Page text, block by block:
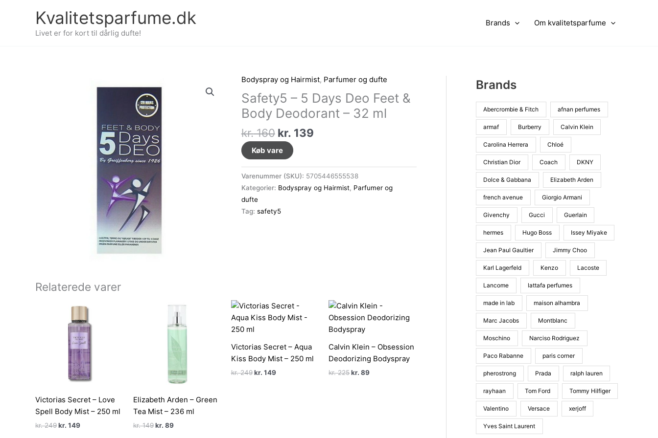
Kvalitetsparfume.dk
Livet er for kort til dårlig dufte!
Brands Om kvalitetsparfume
Bodyspray og Hairmist, Parfumer og dufte
Safety5 – 5 Days Deo Feet &
Body Deodorant – 32 ml
kr.160 Den
oprindelige
pris
var:
kr. 160.
kr. 139Den
er:
kr. 139.
Køb vare
Varenummer (SKU): 5705446555538
Kategorier: Bodyspray og Hairmist, Parfumer og
dufte
Tag: safety5
Relaterede varer
Victorias Secret – Love
Spell Body Mist – 250 ml
kr.249Den
kr. 149Den
Elizabeth Arden – Green
Tea Mist – 236 ml
kr.149 Den
kr. 89Den
Victorias Secret – Aqua
Kiss Body Mist – 250 ml
kr.249 Den
kr. 149Den
Calvin Klein – Obsession
Deodorizing Bodyspray
kr.225Den
kr. 89Den
Brands
Abercrombie & Fitch afnan perfumes
armaf Burberry Calvin Klein
Carolina Herrera Chloé
Christian Dior Coach DKNY
Dolce & Gabbana Elizabeth Arden
french avenue Giorgio Armani
Givenchy Gucci Guerlain
hermes Hugo Boss Issey Miyake
Jean Paul Gaultier Jimmy Choo
Karl Lagerfeld Kenzo Lacoste
Lancome lattafa perfumes
made in lab maison alhambra
Marc Jacobs Montblanc
Moschino Narciso Rodriguez
Paco Rabanne paris corner
pherostrong Prada ralph lauren
rayhaan Tom Ford Tommy Hilfiger
Valentino Versace xerjoff
Yves Saint Laurent